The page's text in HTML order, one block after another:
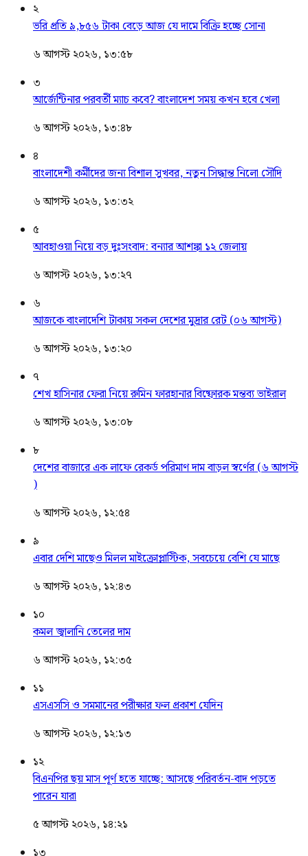
২
ভরি প্রতি ৯,৮৫৬ টাকা বেড়ে আজ যে দামে বিক্রি হচ্ছে সোনা
৬ আগস্ট ২০২৬, ১৩:৫৮
৩
আর্জেন্টিনার পরবর্তী ম্যাচ কবে? বাংলাদেশ সময় কখন হবে খেলা
৬ আগস্ট ২০২৬, ১৩:৪৮
৪
বাংলাদেশী কর্মীদের জন্য বিশাল সুখবর, নতুন সিদ্ধান্ত নিলো সৌদি
৬ আগস্ট ২০২৬, ১৩:৩২
৫
আবহাওয়া নিয়ে বড় দুঃসংবাদ: বন্যার আশঙ্কা ১২ জেলায়
৬ আগস্ট ২০২৬, ১৩:২৭
৬
আজকে বাংলাদেশি টাকায় সকল দেশের মুদ্রার রেট (০৬ আগস্ট)
৬ আগস্ট ২০২৬, ১৩:২০
৭
শেখ হাসিনার ফেরা নিয়ে রুমিন ফারহানার বিষ্ফোরক মন্তব্য ভাইরাল
৬ আগস্ট ২০২৬, ১৩:০৮
৮
দেশের বাজারে এক লাফে রেকর্ড পরিমাণ দাম বাড়ল স্বর্ণের (৬ আগস্ট
)
৬ আগস্ট ২০২৬, ১২:৫৪
৯
এবার দেশি মাছেও মিলল মাইক্রোপ্লাস্টিক, সবচেয়ে বেশি যে মাছে
৬ আগস্ট ২০২৬, ১২:৪৩
১০
কমল জ্বালানি তেলের দাম
৬ আগস্ট ২০২৬, ১২:৩৫
১১
এসএসসি ও সমমানের পরীক্ষার ফল প্রকাশ যেদিন
৬ আগস্ট ২০২৬, ১২:১৩
১২
বিএনপির ছয় মাস পূর্ণ হতে যাচ্ছে: আসছে পরিবর্তন-বাদ পড়তে
পারেন যারা
৫ আগস্ট ২০২৬, ১৪:২১